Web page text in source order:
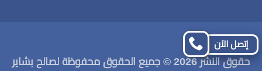
تابعنا
على
تابعنا
على
حقوق النشر 2026 © جميع الحقوق محفوظة لصالح بشاير
إتصل الآن